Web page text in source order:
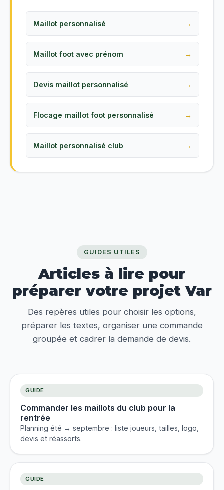
Maillot personnalisé
Maillot foot avec prénom
Devis maillot personnalisé
Flocage maillot foot personnalisé
Maillot personnalisé club
GUIDES UTILES
Articles à lire pour
préparer votre projet Var
Des repères utiles pour choisir les options,
préparer les textes, organiser une commande
groupée et cadrer la demande de devis.
GUIDE
Commander les maillots du club pour la
rentrée
Planning été → septembre : liste joueurs, tailles, logo,
devis et réassorts.
GUIDE